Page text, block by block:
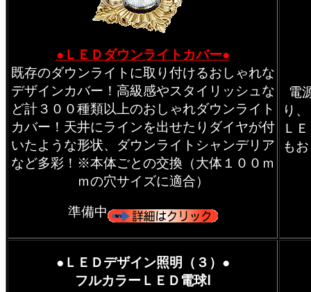
●ＬＥＤダウンライトカバー●
既存のダウンライトに取り付けるおしゃれな
デザインカバー！高級感やスタイリッシュな
ど計３００種類以上のおしゃれダウンライト
カバー！天井にラインを出せたりダイヤが付
いたような形状、ダウンライトシャンデリア
など多彩！※本体ごとの交換（大体１００ｍ
ｍの穴サイズに適合）
準備中
電
り
Ｌ
も
●ＬＥＤデザイン照明（３）●
フルカラーＬＥＤ電球Ⅰ